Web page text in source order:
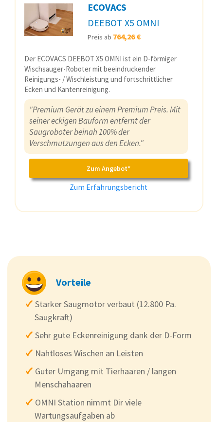
ECOVACS
DEEBOT X5 OMNI
Preis ab 764,26 €
Der ECOVACS DEEBOT X5 OMNI ist ein D-förmiger
Wischsauger-Roboter mit beeindruckender
Reinigungs- / Wischleistung und fortschrittlicher
Ecken und Kantenreinigung.
"Premium Gerät zu einem Premium Preis. Mit
seiner eckigen Bauform entfernt der
Saugroboter beinah 100% der
Verschmutzungen aus den Ecken."
Zum Angebot*
Zum Erfahrungsbericht
Vorteile
Starker Saugmotor verbaut (12.800 Pa.
Saugkraft)
Sehr gute Eckenreinigung dank der D-Form
Nahtloses Wischen an Leisten
Guter Umgang mit Tierhaaren / langen
Menschahaaren
OMNI Station nimmt Dir viele
Wartungsaufgaben ab